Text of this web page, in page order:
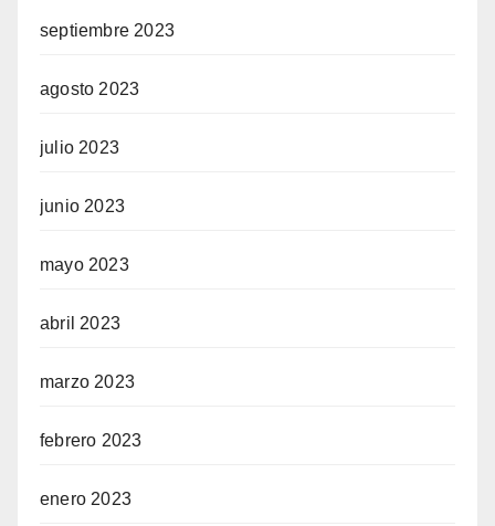
septiembre 2023
agosto 2023
julio 2023
junio 2023
mayo 2023
abril 2023
marzo 2023
febrero 2023
enero 2023